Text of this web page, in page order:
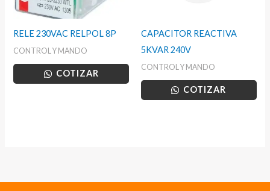
RELE 230VAC RELPOL 8P
CONTROL Y MANDO
COTIZAR
CAPACITOR REACTIVA
5KVAR 240V
CONTROL Y MANDO
COTIZAR